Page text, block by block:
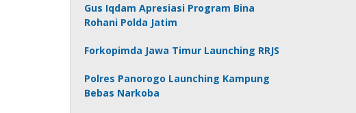
Gus Iqdam Apresiasi Program Bina
Rohani Polda Jatim
Forkopimda Jawa Timur Launching RRJS
Polres Panorogo Launching Kampung
Bebas Narkoba